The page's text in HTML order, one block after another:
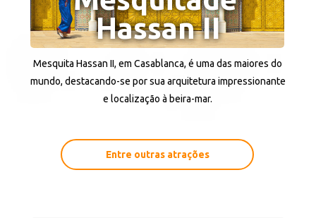
Hassan II
Mesquita Hassan II, em Casablanca, é uma das maiores do
mundo, destacando-se por sua arquitetura impressionante
e localização à beira-mar.
Entre outras atrações